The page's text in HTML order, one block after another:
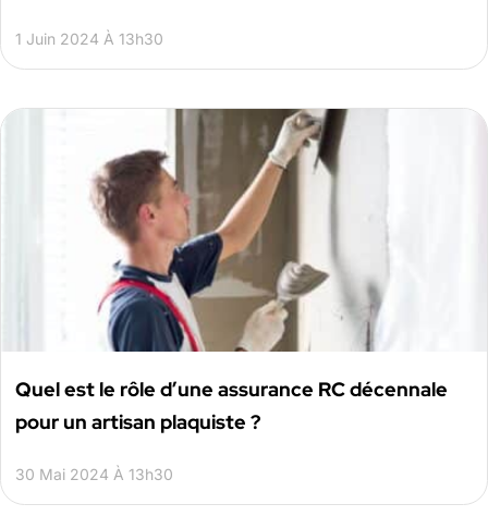
1 Juin 2024 À 13h30
Quel est le rôle d’une assurance RC décennale
pour un artisan plaquiste ?
30 Mai 2024 À 13h30